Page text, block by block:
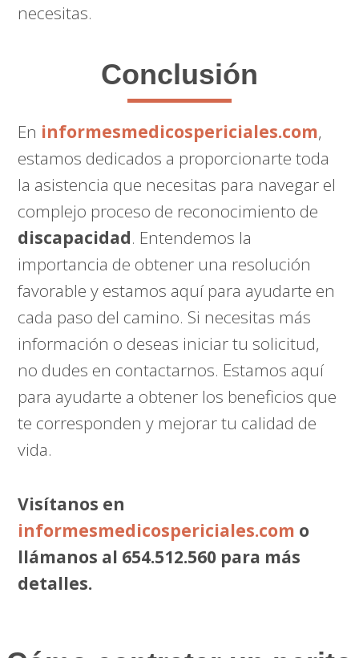
necesitas.
Conclusión
En informesmedicospericiales.com,
estamos dedicados a proporcionarte toda
la asistencia que necesitas para navegar el
complejo proceso de reconocimiento de
discapacidad. Entendemos la
importancia de obtener una resolución
favorable y estamos aquí para ayudarte en
cada paso del camino. Si necesitas más
información o deseas iniciar tu solicitud,
no dudes en contactarnos. Estamos aquí
para ayudarte a obtener los beneficios que
te corresponden y mejorar tu calidad de
vida.
Visítanos en
informesmedicospericiales.com o
llámanos al 654.512.560 para más
detalles.